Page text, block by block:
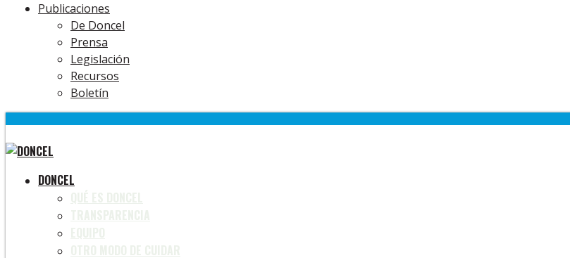
Publicaciones
De Doncel
Prensa
Legislación
Recursos
Boletín
DONCEL